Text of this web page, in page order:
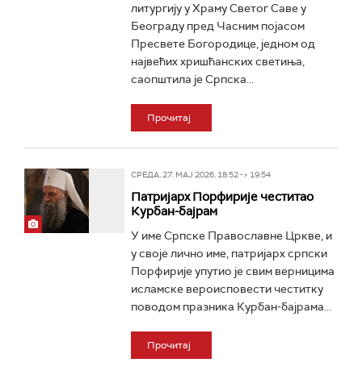
литургију у Храму Светог Саве у
Београду пред Часним појасом
Пресвете Богородице, једном од
највећих хришћанских светиња,
саопштила је Српска...
Прочитај
СРЕДА, 27. МАЈ 2026, 18:52 -> 19:54
Патријарх Порфирије честитао
Курбан-бајрам
У име Српске Православне Цркве, и
у своје лично име, патријарх српски
Порфирије упутио је свим верницима
исламске вероисповести честитку
поводом празника Курбан-бајрама...
Прочитај